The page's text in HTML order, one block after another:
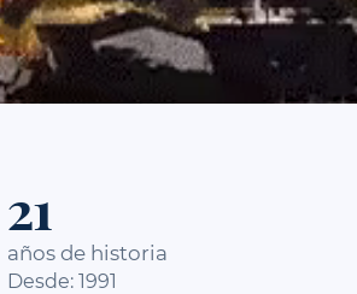
27
años de historia
Desde: 1991